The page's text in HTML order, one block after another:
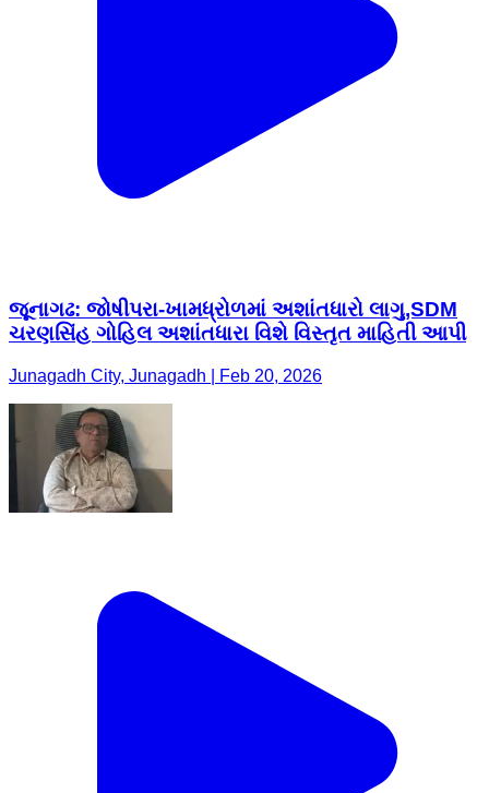
જૂનાગઢ: જોષીપરા-ખામધ્રોળમાં અશાંતધારો લાગુ,SDM
ચરણસિંહ ગોહિલ અશાંતધારા વિશે વિસ્તૃત માહિતી આપી
Junagadh City, Junagadh | Feb 20, 2026